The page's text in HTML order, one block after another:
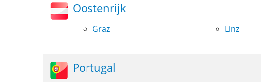
Oostenrijk
Graz Linz
Portugal